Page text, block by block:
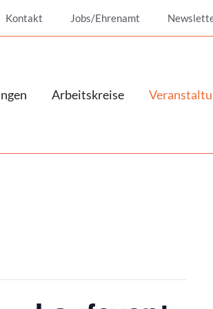
Kontakt Jobs/Ehrenamt
Arbeitskreise